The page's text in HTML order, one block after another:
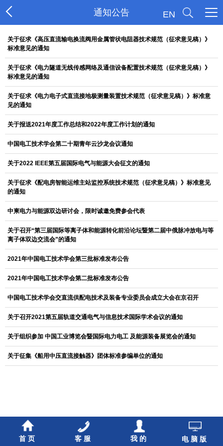
通知公告 EN
关于征求《高压直流输电换流阀用金属管状电阻器技术规范（征求意见稿）》
标准意见的通知
关于征求《电力隧道无线传感网络及通信设备配置技术规范（征求意见稿）》
标准意见的通知
关于征求《电力电子式直流接地极测量装置技术规范（征求意见稿）》标准意
见的通知
关于报送2021年度工作总结和2022年度工作计划的通知
中国电工技术学会第二十期青年云沙龙会议通知
关于2022 IEEE第五届国际电气与能源大会征文的通知
关于征求《配电房智能运维主站监控系统技术规范（征求意见稿）》标准意见
的通知
中柬电力与能源双边研讨会，限时诚邀免费参会代表
关于召开“第三届国际等离子体和能源转化前沿论坛暨第二届中俄脉冲放电与等
离子体双边交流会”的通知
2021年中国电工技术学会第三批标准发布公告
2021年中国电工技术学会第二批标准发布公告
中国电工技术学会交直流供配电技术及装备专业委员会成立大会在京召开
关于召开2021第五届轨道交通电气与信息技术国际学术会议的通知
关于组织参加 中国工业博览会暨国际电力电工 及能源装备展览会的通知
关于征集《船用中压直流接触器》团体标准参编单位的通知
首页 客服 我的 电脑版